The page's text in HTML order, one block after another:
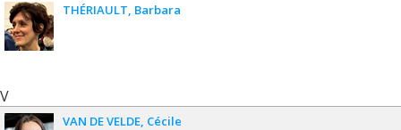
THÉRIAULT Barbara
V
VAN DE VELDE Cécile